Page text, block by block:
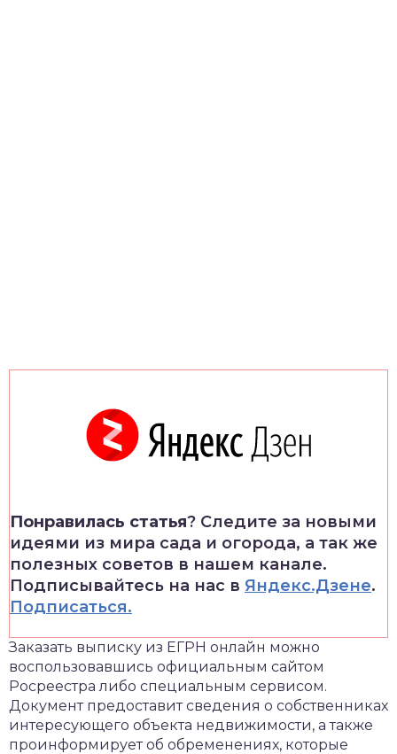
Понравилась статья? Следите за новыми
идеями из мира сада и огорода, а так же
полезных советов в нашем канале.
Подписывайтесь на нас в Яндекс.Дзене.
Подписаться.
Заказать выписку из ЕГРН онлайн можно
воспользовавшись официальным сайтом
Росреестра либо специальным сервисом.
Документ предоставит сведения о собственниках
интересующего объекта недвижимости, а также
проинформирует об обременениях, которые